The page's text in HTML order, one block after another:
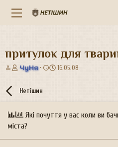
притулок для
А
о
т
м
и
ЧуНя
Д
т
р
16.05.08
Нетішин
Які почуття у вас коли ви
міста?